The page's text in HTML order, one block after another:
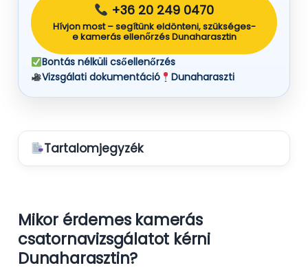
+36 20 249 0470
Hívjon most – segítünk eldönteni, szükséges-
e kamerás ellenőrzés Dunaharasztin
Bontás nélküli csőellenőrzés
Vizsgálati dokumentáció
Dunaharaszti
Tartalomjegyzék
Mikor érdemes kamerás
csatornavizsgálatot kérni
Dunaharasztin?